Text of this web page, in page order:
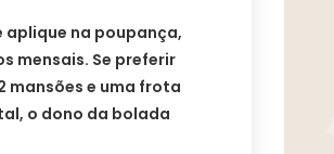
aplique na poupança,
mensais. Se preferir
mansões e uma frota
o dono da bolada